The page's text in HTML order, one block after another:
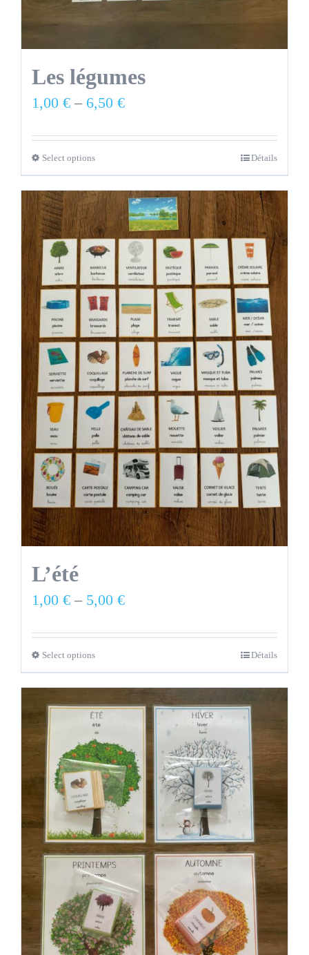
Les légumes
1,00 €– 6,50 €
Select options Détails
L’été
1,00 €– 5,00 €
Select options Détails